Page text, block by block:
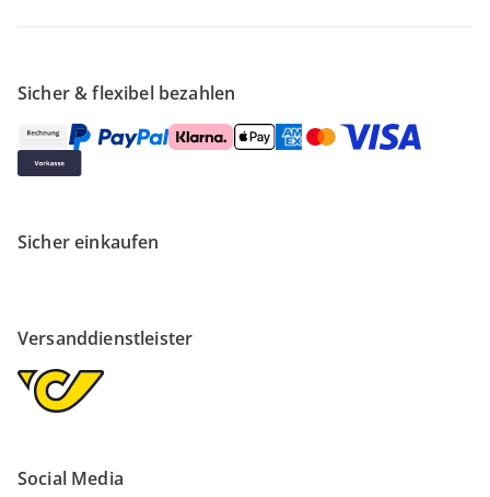
Sicher & flexibel bezahlen
Sicher einkaufen
Versanddienstleister
Social Media